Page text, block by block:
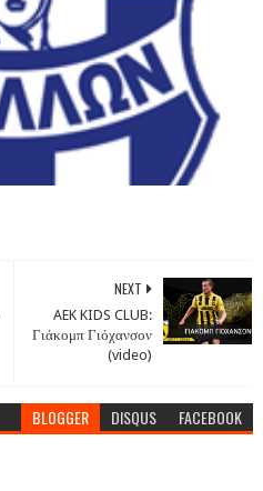
NEXT
AEK KIDS CLUB:
Γιάκομπ Γιόχανσον
(video)
BLOGGER DISQUS FACEBOOK